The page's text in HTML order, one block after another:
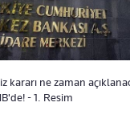
kararı ne zaman
- 1. Resim